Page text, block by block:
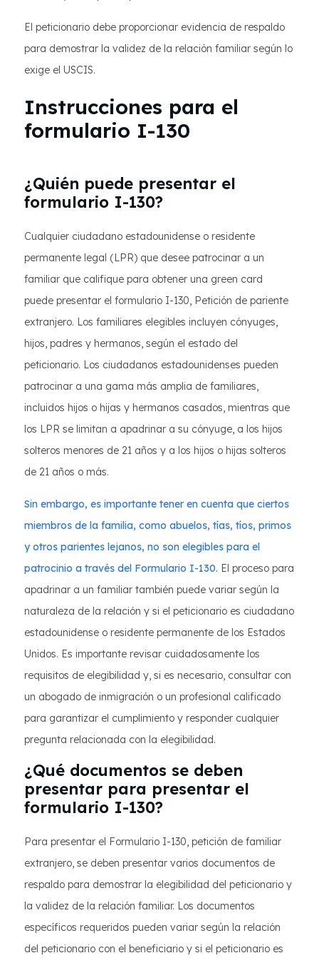
El peticionario debe proporcionar evidencia de respaldo
para demostrar la validez de la relación familiar según lo
exige el USCIS.
Instrucciones para el
formulario I-130
¿Quién puede presentar el
formulario I-130?
Cualquier ciudadano estadounidense o residente
permanente legal (LPR) que desee patrocinar a un
familiar que califique para obtener una green card
puede presentar el formulario I-130, Petición de pariente
extranjero. Los familiares elegibles incluyen cónyuges,
hijos, padres y hermanos, según el estado del
peticionario. Los ciudadanos estadounidenses pueden
patrocinar a una gama más amplia de familiares,
incluidos hijos o hijas y hermanos casados, mientras que
los LPR se limitan a apadrinar a su cónyuge, a los hijos
solteros menores de 21 años y a los hijos o hijas solteros
de 21 años o más.
Sin embargo, es importante tener en cuenta que ciertos
miembros de la familia, como abuelos, tías, tíos, primos
y otros parientes lejanos, no son elegibles para el
patrocinio a través del Formulario I-130. El proceso para
apadrinar a un familiar también puede variar según la
naturaleza de la relación y si el peticionario es ciudadano
estadounidense o residente permanente de los Estados
Unidos. Es importante revisar cuidadosamente los
requisitos de elegibilidad y, si es necesario, consultar con
un abogado de inmigración o un profesional calificado
para garantizar el cumplimiento y responder cualquier
pregunta relacionada con la elegibilidad.
¿Qué documentos se deben
presentar para presentar el
formulario I-130?
Para presentar el Formulario I-130, petición de familiar
extranjero, se deben presentar varios documentos de
respaldo para demostrar la elegibilidad del peticionario y
la validez de la relación familiar. Los documentos
específicos requeridos pueden variar según la relación
del peticionario con el beneficiario y si el peticionario es